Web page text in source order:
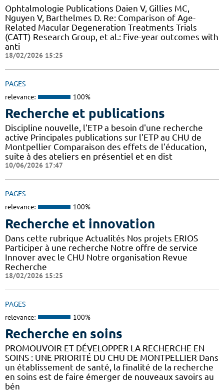
Ophtalmologie Publications Daien V, Gillies MC,
Nguyen V, Barthelmes D. Re: Comparison of Age-
Related Macular Degeneration Treatments Trials
(CATT) Research Group, et al.: Five-year outcomes with
anti
18/02/2026 15:25
PAGES
relevance: 100%
Recherche et publications
Discipline nouvelle, l'ETP a besoin d'une recherche
active Principales publications sur l'ETP au CHU de
Montpellier Comparaison des effets de l'éducation,
suite à des ateliers en présentiel et en dist
10/06/2026 17:47
PAGES
relevance: 100%
Recherche et innovation
Dans cette rubrique Actualités Nos projets ERIOS
Participer à une recherche Notre offre de service
Innover avec le CHU Notre organisation Revue
Recherche
18/02/2026 15:25
PAGES
relevance: 100%
Recherche en soins
PROMOUVOIR ET DÉVELOPPER LA RECHERCHE EN
SOINS : UNE PRIORITÉ DU CHU DE MONTPELLIER Dans
un établissement de santé, la finalité de la recherche
en soins est de faire émerger de nouveaux savoirs au
bén